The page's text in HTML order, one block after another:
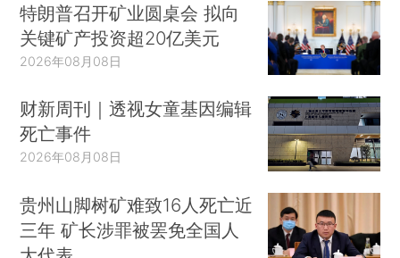
特朗普召开矿业圆桌会 拟向
关键矿产投资超20亿美元
2026年08月08日
财新周刊｜透视女童基因编辑
死亡事件
2026年08月08日
贵州山脚树矿难致16人死亡近
三年 矿长涉罪被罢免全国人